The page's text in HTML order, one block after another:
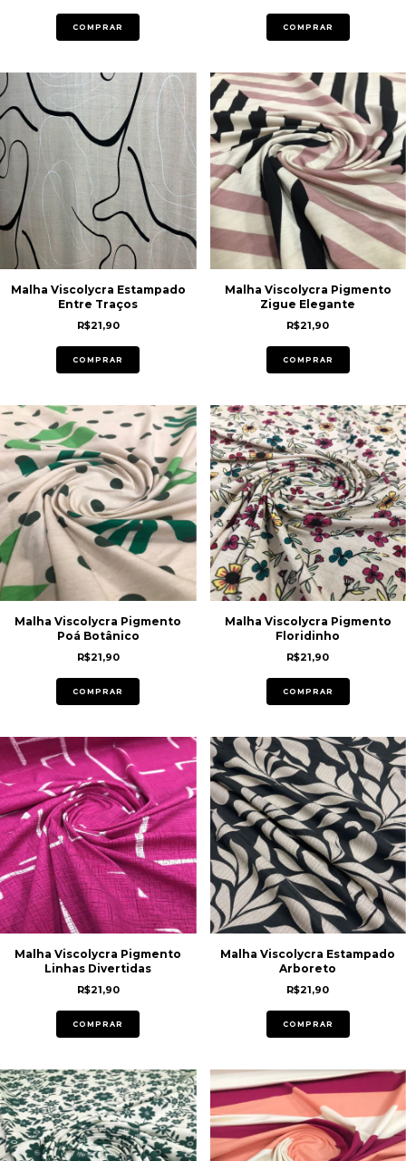
COMPRAR COMPRAR
Malha Viscolycra Estampado
Entre Traços
R$21,90
COMPRAR
Malha Viscolycra Pigmento
Zigue Elegante
R$21,90
COMPRAR
Malha Viscolycra Pigmento
Poá Botânico
R$21,90
COMPRAR
Malha Viscolycra Pigmento
Floridinho
R$21,90
COMPRAR
Malha Viscolycra Pigmento
Linhas Divertidas
R$21,90
COMPRAR
Malha Viscolycra Estampado
Arboreto
R$21,90
COMPRAR